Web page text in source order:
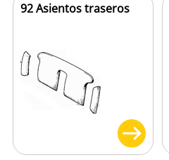
92 Asientos traseros